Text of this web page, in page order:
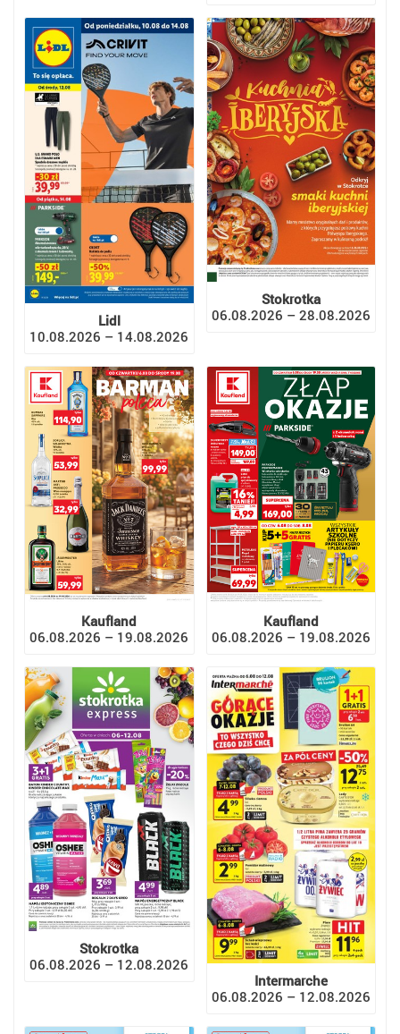
Lidl
10.08.2026 – 14.08.2026
Stokrotka
06.08.2026 – 28.08.2026
Kaufland
06.08.2026 – 19.08.2026
Kaufland
06.08.2026 – 19.08.2026
Stokrotka
06.08.2026 – 12.08.2026
Intermarche
06.08.2026 – 12.08.2026